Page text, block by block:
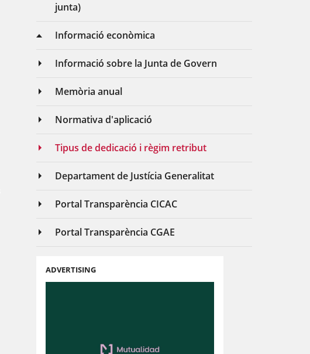
junta)
Informació econòmica
Informació sobre la Junta de Govern
Memòria anual
Normativa d'aplicació
Tipus de dedicació i règim retribut
Departament de Justícia Generalitat
Portal Transparència CICAC
Portal Transparència CGAE
ADVERTISING